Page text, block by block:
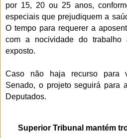
por 15, 20 ou 25 anos,
especiais que prejudiquem a
O tempo para requerer a
com a nocividade do
exposto.
Caso não haja recurso para
Senado, o projeto seguirá para
Deputados.
Superior Tribunal mantém